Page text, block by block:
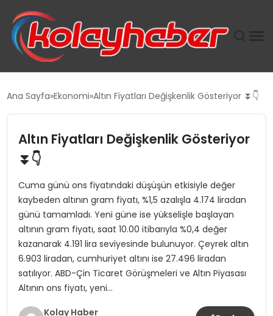
GÜCÜNÜBÜYÜTÜYOR
TANYER YAPI ZEMIN MÜHENDISLIĞINDE HEDEF
BÜYÜTTÜ
TOROSLAR’DA PAZAR GERGİNLİĞİ!
Ana Sayfa Ekonomi Altın Fiyatları Değişkenlik Gösteriyor ⏬👇
Altın Fiyatları Değişkenlik Gösteriyor
⏬👇
Cuma günü ons fiyatındaki düşüşün etkisiyle değer
kaybeden altının gram fiyatı, %1,5 azalışla 4.174 liradan
günü tamamladı. Yeni güne ise yükselişle başlayan
altının gram fiyatı, saat 10.00 itibarıyla %0,4 değer
kazanarak 4.191 lira seviyesinde bulunuyor. Çeyrek altın
6.903 liradan, cumhuriyet altını ise 27.496 liradan
satılıyor. ABD-Çin Ticaret Görüşmeleri ve Altın Piyasası
Altının ons fiyatı, yeni…
Kolay Haber